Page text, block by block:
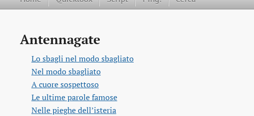
Antennagate
Lo sbagli nel modo sbagliato
Nel modo sbagliato
A cuore sospettoso
Le ultime parole famose
Nelle pieghe dell’isteria